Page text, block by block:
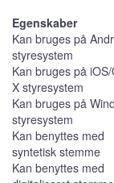
Egenskaber
Kan bruges på
styresystem
Kan bruges på
X styresystem
Kan bruges på
styresystem
Kan benyttes med
syntetisk stemme
Kan benyttes med